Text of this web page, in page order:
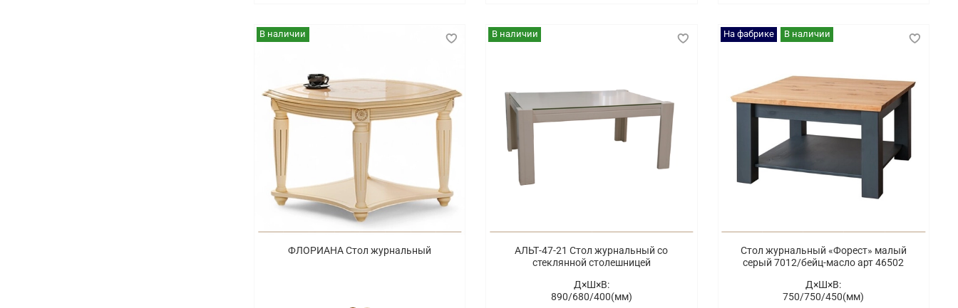
В наличии
ФЛОРИАНА Стол журнальный
В наличии
АЛЬТ-47-21 Стол журнальный со
стеклянной столешницей
Д×Ш×В:
890/680/400(мм)
На фабрике В наличии
Стол журнальный «Форест» малый
серый 7012/бейц-масло арт 46502
Д×Ш×В:
750/750/450(мм)